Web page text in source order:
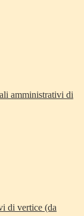
amministrativi di
di vertice (da